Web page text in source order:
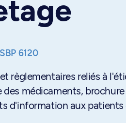
SBP 6120
règlementaires reliés à
médicaments,
d'information aux